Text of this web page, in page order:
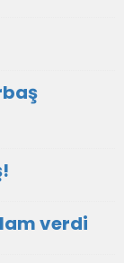
verdi